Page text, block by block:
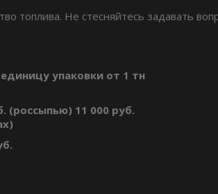
топлива. Не стесняйтесь задавать
упаковки от 1 тн
(россыпью) 11 000 руб.